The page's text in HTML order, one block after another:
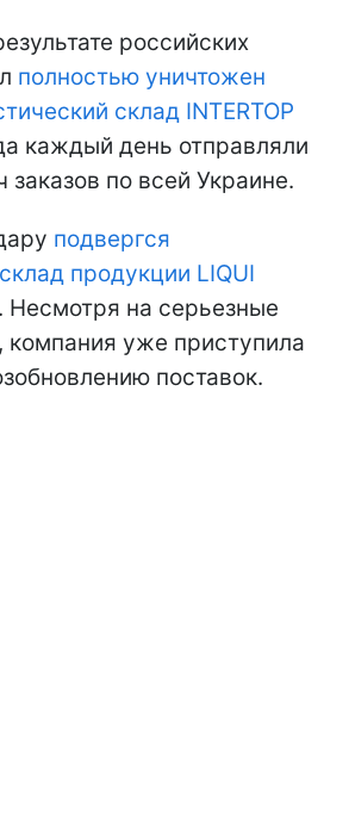
российских
полностью уничтожен
склад INTERTOP
каждый день отправляли
заказов по всей Украине.
подвергся
продукции LIQUI
. Несмотря на серьезные
уже приступила
поставок.